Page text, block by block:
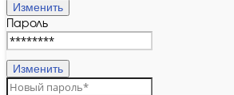
Изменить
Пароль
Изменить